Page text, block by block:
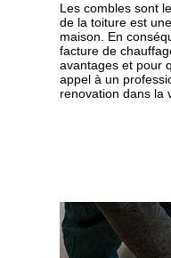
Les combles sont
de la toiture est
maison. En
facture de
avantages et pour
appel à un
renovation dans la